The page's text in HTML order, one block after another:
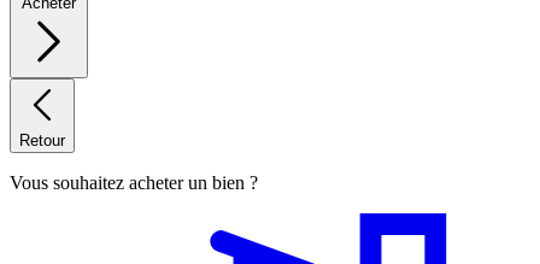
Retour
Vous souhaitez acheter un bien ?